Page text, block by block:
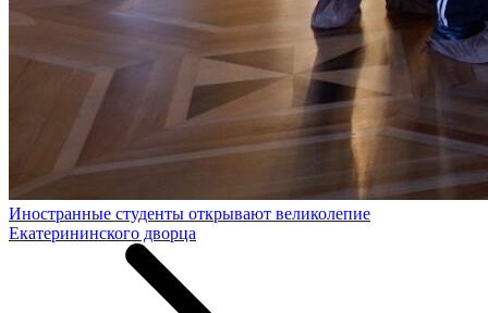
Иностранные студенты открывают великолепие
Екатерининского дворца